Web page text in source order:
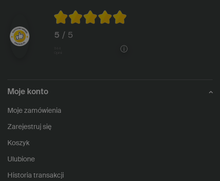
5 / 5
Moje konto
Moje zamówienia
Zarejestruj się
Koszyk
Ulubione
Historia transakcji